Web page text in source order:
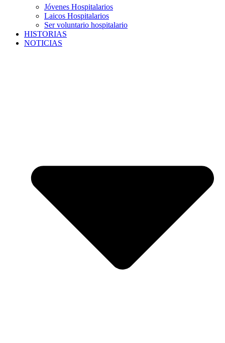
Jóvenes Hospitalarios
Laicos Hospitalarios
Ser voluntario hospitalario
HISTORIAS
NOTICIAS